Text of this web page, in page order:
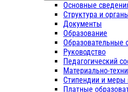
Основные
Структура и
Документы
Образование
Образовательные
Руководство
Педагогический
Материально-
Стипендии и
Платные